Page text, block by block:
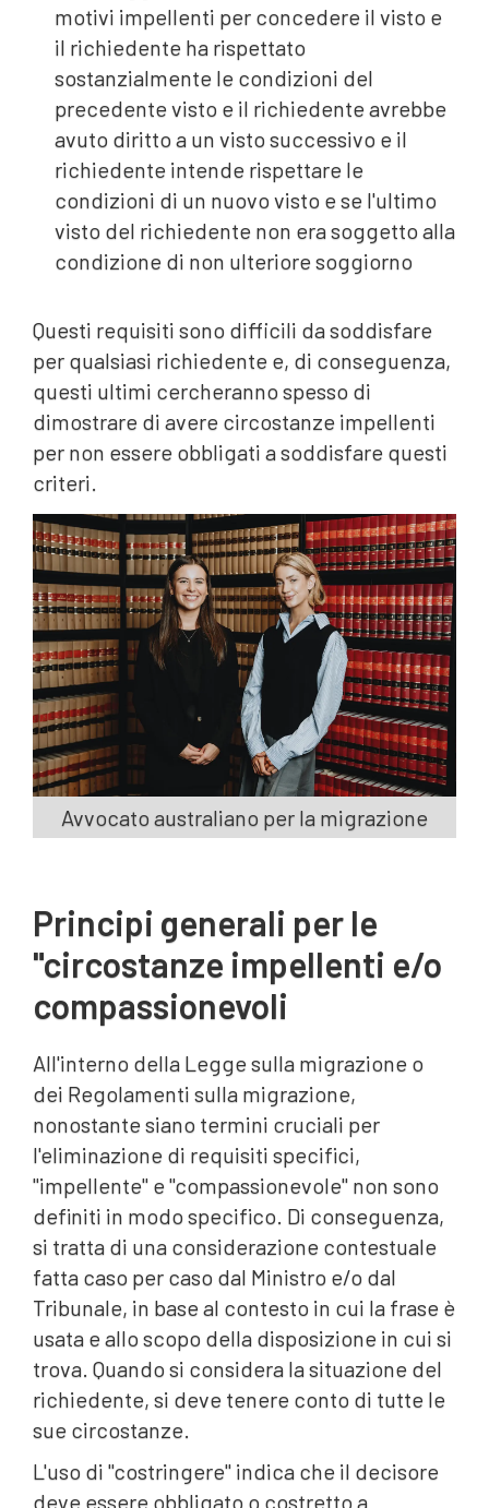
motivi impellenti per concedere il visto e
il richiedente ha rispettato
sostanzialmente le condizioni del
precedente visto e il richiedente avrebbe
avuto diritto a un visto successivo e il
richiedente intende rispettare le
condizioni di un nuovo visto e se l'ultimo
visto del richiedente non era soggetto alla
condizione di non ulteriore soggiorno
Questi requisiti sono difficili da soddisfare
per qualsiasi richiedente e, di conseguenza,
questi ultimi cercheranno spesso di
dimostrare di avere circostanze impellenti
per non essere obbligati a soddisfare questi
criteri.
Avvocato australiano per la migrazione
Principi generali per le
"circostanze impellenti e/o
compassionevoli
All'interno della Legge sulla migrazione o
dei Regolamenti sulla migrazione,
nonostante siano termini cruciali per
l'eliminazione di requisiti specifici,
"impellente" e "compassionevole" non sono
definiti in modo specifico. Di conseguenza,
si tratta di una considerazione contestuale
fatta caso per caso dal Ministro e/o dal
Tribunale, in base al contesto in cui la frase è
usata e allo scopo della disposizione in cui si
trova. Quando si considera la situazione del
richiedente, si deve tenere conto di tutte le
sue circostanze.
L'uso di "costringere" indica che il decisore
deve essere obbligato o costretto a